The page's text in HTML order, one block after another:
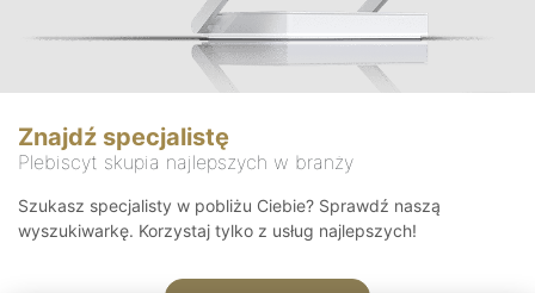
Znajdź specjalistę
Plebiscyt skupia najlepszych w branży
Szukasz specjalisty w pobliżu Ciebie? Sprawdź naszą
wyszukiwarkę. Korzystaj tylko z usług najlepszych!